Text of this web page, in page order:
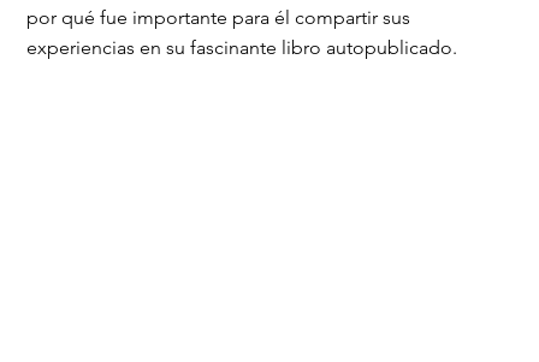
por qué fue importante para él compartir sus
experiencias en su fascinante libro autopublicado.